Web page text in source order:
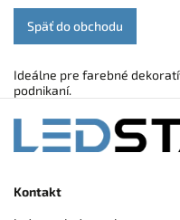
Späť do obchodu
Ideálne pre farebné
podnikaní.
Kontakt